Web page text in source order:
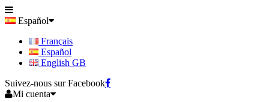
Español
Français
Español
English GB
Suivez-nous sur Facebook
Mi cuenta